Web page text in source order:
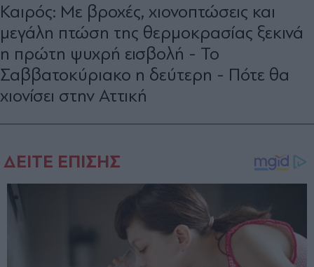
Καιρός: Με βροχές, χιονοπτώσεις και
μεγάλη πτώση της θερμοκρασίας ξεκινά
η πρώτη ψυχρή εισβολή - Το
Σαββατοκύριακο η δεύτερη - Πότε θα
χιονίσει στην Αττική